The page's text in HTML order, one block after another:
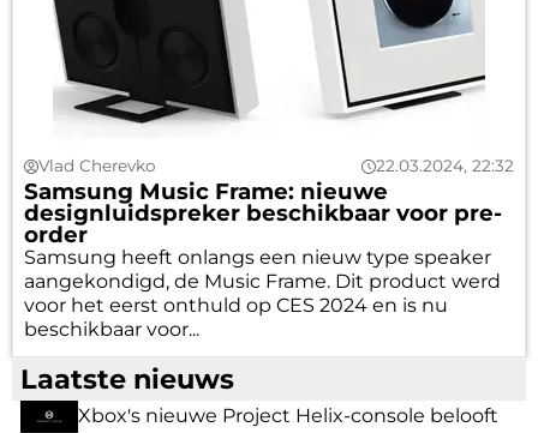
Vlad Cherevko 22.03.2024, 22:32
Samsung Music Frame: nieuwe
designluidspreker beschikbaar voor pre-
order
Samsung heeft onlangs een nieuw type speaker
aangekondigd, de Music Frame. Dit product werd
voor het eerst onthuld op CES 2024 en is nu
beschikbaar voor...
Laatste nieuws
Xbox's nieuwe Project Helix-console belooft